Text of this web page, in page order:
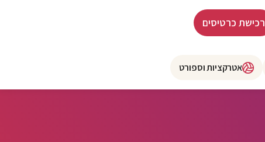
רכישת כרטיסים
אטרקציות וספורט